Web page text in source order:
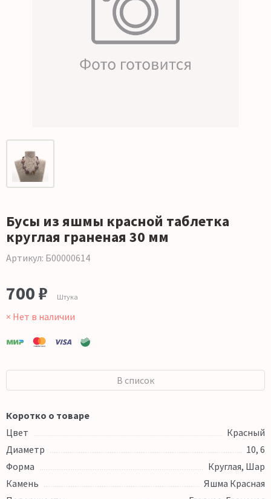
Бусы из яшмы красной таблетка
круглая граненая 30 мм
Артикул: Б00000614
700 ₽ Штука
× Нет в наличии
В список
Коротко о товаре
Цвет
Красный
Диаметр
10, 6
Форма
Круглая, Шар
Камень
Яшма Красная